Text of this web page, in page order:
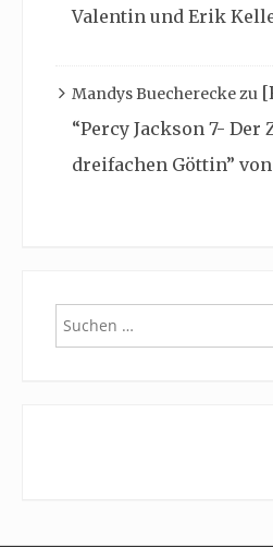
Valentin und Erik
Mandys Buechereckezu
“Percy Jackson 7- Der
dreifachen Göttin”
Suchen
nach: